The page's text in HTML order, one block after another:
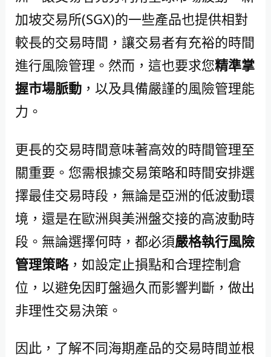
加坡交易所(SGX)的一些產品也提供相對
較長的交易時間，讓交易者有充裕的時間
進行風險管理。然而，這也要求您精準掌
握市場脈動，以及具備嚴謹的風險管理能
力。
更長的交易時間意味著高效的時間管理至
關重要。您需根據交易策略和時間安排選
擇最佳交易時段，無論是亞洲的低波動環
境，還是在歐洲與美洲盤交接的高波動時
段。無論選擇何時，都必須嚴格執行風險
管理策略，如設定止損點和合理控制倉
位，以避免因盯盤過久而影響判斷，做出
非理性交易決策。
因此，了解不同海期產品的交易時間並根